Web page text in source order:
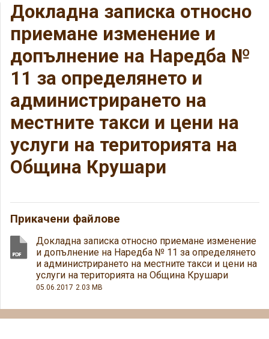
Докладна записка относно
приемане изменение и
допълнение на Наредба №
11 за определянето и
администрирането на
местните такси и цени на
услуги на територията на
Община Крушари
Прикачени файлове
Докладна записка относно приемане изменение
и допълнение на Наредба № 11 за определянето
и администрирането на местните такси и цени на
услуги на територията на Община Крушари
05.06.2017 2.03 MB